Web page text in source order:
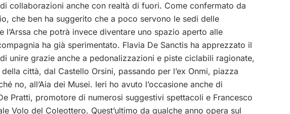
collaborazioni anche con realtà di fuori. Come confermato da
che ben ha suggerito che a poco servono le sedi delle
l’Arssa che potrà invece diventare uno spazio aperto alle
ha già sperimentato. Flavia De Sanctis ha apprezzato il
unire grazie anche a pedonalizzazioni e piste ciclabili ragionate,
città, dal Castello Orsini, passando per l’ex Onmi, piazza
no, all’Aia dei Musei. Ieri ho avuto l’occasione anche di
Pratti, promotore di numerosi suggestivi spettacoli e Francesco
Volo del Coleottero. Quest’ultimo da qualche anno opera sul